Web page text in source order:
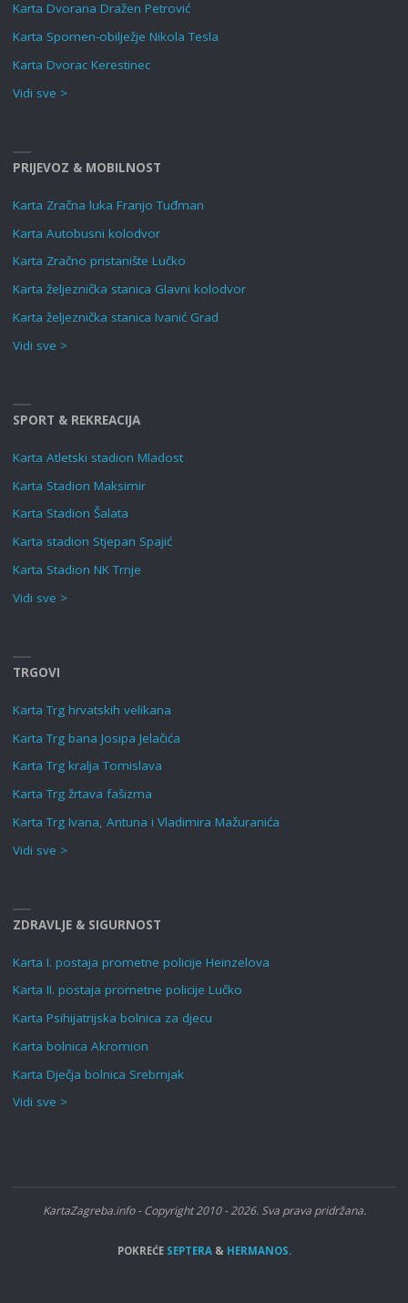
Karta Dvorana Dražen Petrović
Karta Spomen-obilježje Nikola Tesla
Karta Dvorac Kerestinec
Vidi sve >
PRIJEVOZ & MOBILNOST
Karta Zračna luka Franjo Tuđman
Karta Autobusni kolodvor
Karta Zračno pristanište Lučko
Karta željeznička stanica Glavni kolodvor
Karta željeznička stanica Ivanić Grad
Vidi sve >
SPORT & REKREACIJA
Karta Atletski stadion Mladost
Karta Stadion Maksimir
Karta Stadion Šalata
Karta stadion Stjepan Spajić
Karta Stadion NK Trnje
Vidi sve >
TRGOVI
Karta Trg hrvatskih velikana
Karta Trg bana Josipa Jelačića
Karta Trg kralja Tomislava
Karta Trg žrtava fašizma
Karta Trg Ivana, Antuna i Vladimira Mažuranića
Vidi sve >
ZDRAVLJE & SIGURNOST
Karta I. postaja prometne policije Heinzelova
Karta II. postaja prometne policije Lučko
Karta Psihijatrijska bolnica za djecu
Karta bolnica Akromion
Karta Dječja bolnica Srebrnjak
Vidi sve >
KartaZagreba.info - Copyright 2010 - 2026. Sva prava pridržana.
POKREĆESEPTERA& HERMANOS.